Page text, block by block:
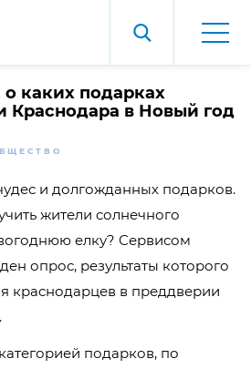
о каких подарках
Краснодара в Новый год
и долгожданных подарков.
жители солнечного
елку? Сервисом
опрос, результаты которого
краснодарцев в преддверии
подарков, по